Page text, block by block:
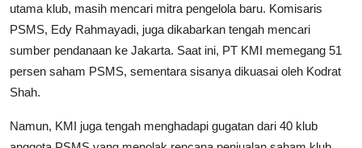
utama klub, masih mencari mitra pengelola baru. Komisaris
PSMS, Edy Rahmayadi, juga dikabarkan tengah mencari
sumber pendanaan ke Jakarta. Saat ini, PT KMI memegang 51
persen saham PSMS, sementara sisanya dikuasai oleh Kodrat
Shah.
Namun, KMI juga tengah menghadapi gugatan dari 40 klub